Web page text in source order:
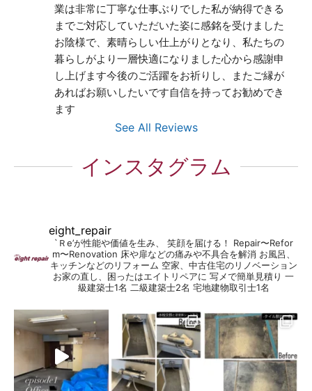
業は非常に丁寧な仕事ぶりでした私が納得できる
までご対応していただいた姿に感銘を受けました
お陰様で、素晴らしい仕上がりとなり、私たちの
暮らしがより一層快適になりました心から感謝申
し上げます今後のご活躍をお祈りし、またご縁が
あればお願いしたいです自信を持ってお勧めでき
ます
See All Reviews
インスタグラム
eight_repair
`Ｒe’が性能や価値を生み、 笑顔を届ける！
Repair〜Refor
m〜Renovation 床や扉などの痛みや不具合を解消 お風呂、
キッチンなどのリフォーム 空家、中古住宅のリノベーション
お家の直し、困ったはエイトリペアに 写メで簡単見積り 一
級建築士1名 二級建築士2名 宅地建物取引士1名